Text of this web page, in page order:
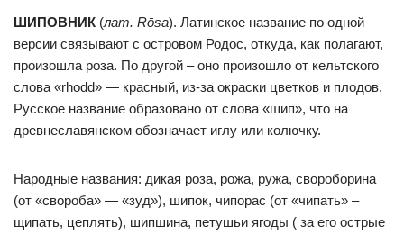
ШИПОВНИК (лат. Rōsa). Латинское название по одной
версии связывают с островом Родос, откуда, как полагают,
произошла роза. По другой – оно произошло от кельтского
слова «rhodd» — красный, из-за окраски цветков и плодов.
Русское название образовано от слова «шип», что на
древнеславянском обозначает иглу или колючку.
Народные названия: дикая роза, рожа, ружа, свороборина
(от «свороба» — «зуд»), шипок, чипорас (от «чипать» –
щипать, цеплять), шипшина, петушьи ягоды ( за его острые